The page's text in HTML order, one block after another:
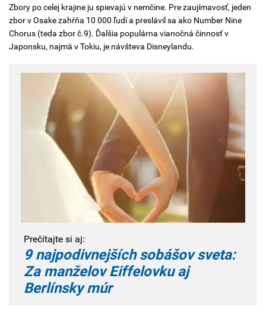
Zbory po celej krajine ju spievajú v nemčine. Pre zaujímavosť, jeden
zbor v Osake zahŕňa 10 000 ľudí a preslávil sa ako Number Nine
Chorus (teda zbor č.9). Ďalšia populárna vianočná činnosť v
Japonsku, najmä v Tokiu, je návšteva Disneylandu.
Prečítajte si aj:
9 najpodivnejších sobášov sveta:
Za manželov Eiffelovku aj
Berlínsky múr